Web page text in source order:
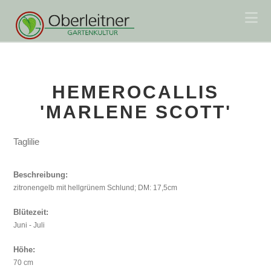
HEMEROCALLIS
'MARLENE SCOTT'
Taglilie
Beschreibung:
zitronengelb mit hellgrünem Schlund; DM: 17,5cm
Blütezeit:
Juni - Juli
Höhe:
70 cm